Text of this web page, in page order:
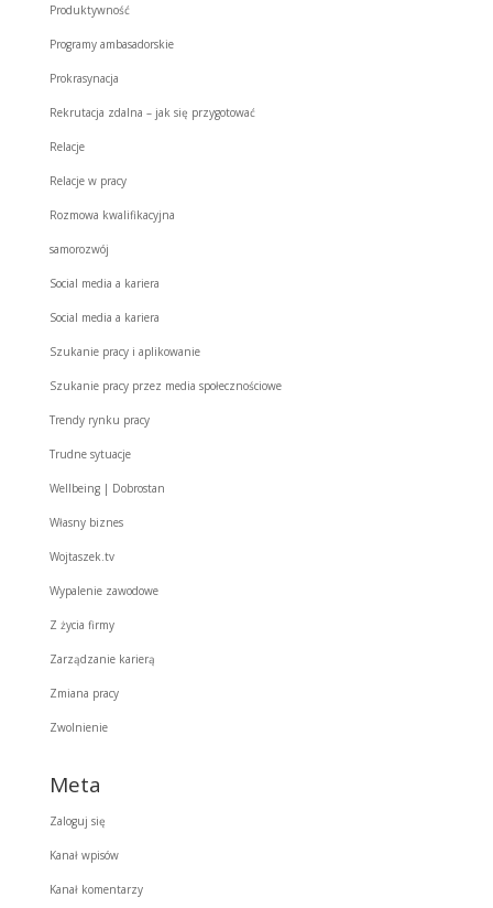
Produktywność
Programy ambasadorskie
Prokrasynacja
Rekrutacja zdalna – jak się przygotować
Relacje
Relacje w pracy
Rozmowa kwalifikacyjna
samorozwój
Social media a kariera
Social media a kariera
Szukanie pracy i aplikowanie
Szukanie pracy przez media społecznościowe
Trendy rynku pracy
Trudne sytuacje
Wellbeing | Dobrostan
Własny biznes
Wojtaszek.tv
Wypalenie zawodowe
Z życia firmy
Zarządzanie karierą
Zmiana pracy
Zwolnienie
Meta
Zaloguj się
Kanał wpisów
Kanał komentarzy